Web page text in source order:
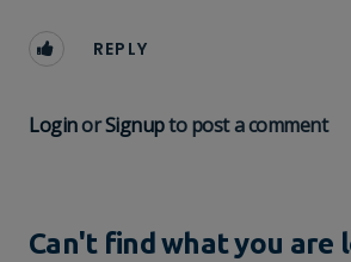
REPLY
LoginorSignupto post a comment
Can't find what you are